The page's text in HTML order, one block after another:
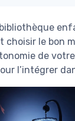
choisir le bon
de
l’intégrer